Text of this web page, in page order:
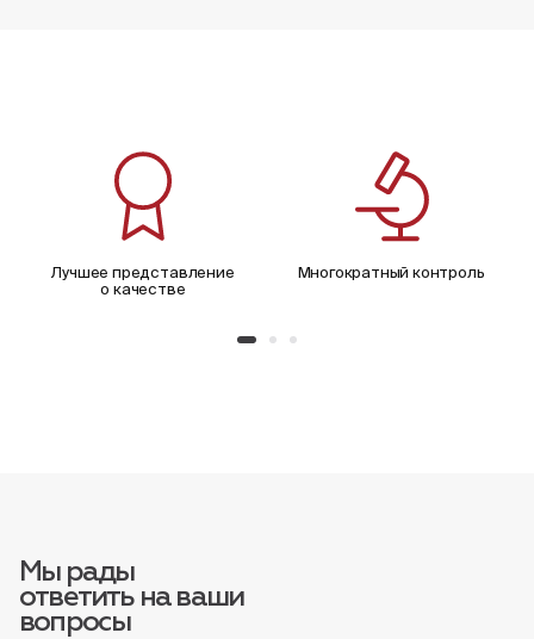
Лучшее представление
о качестве
Многократный контроль
Мы рады
ответить на ваши
вопросы